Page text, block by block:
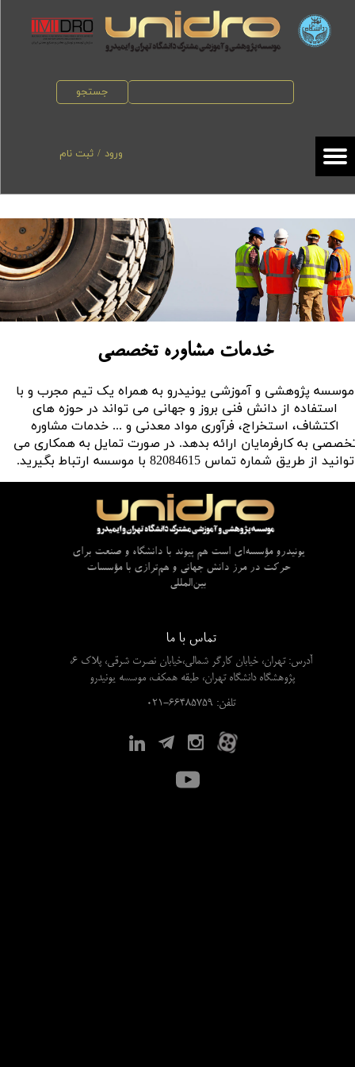
ورود / ثبت نام
حساب کاربری من
خروج از حساب کاربری
جستجو
خدمات مشاوره تخصصی
موسسه پژوهشی و آموزشی یونیدرو به همراه یک تیم مجرب و با
استفاده از دانش فنی بروز و جهانی می تواند در حوزه های
اکتشاف، استخراج، فرآوری مواد معدنی و ... خدمات مشاوره
به کارفرمایان ارائه بدهد. در صورت تمایل به همکاری می
توانید از طریق شماره تماس 82084615 با موسسه ارتباط بگیرید.
یونیدرو مؤسسه‌ای است هم پیوند با دانشگاه و صنعت برای
حرکت در مرز دانش جهانی و هم‌ترازی با مؤسسات
بین‌المللی
تماس با ما
آدرس: تهران، خیابان کارگر شمالی،خیابان نصرت شرقی، پلاک 6،
پژوهشگاه دانشگاه تهران، طبقه همکف، موسسه یونیدرو
​​​​​​​تلفن: 66485759-021